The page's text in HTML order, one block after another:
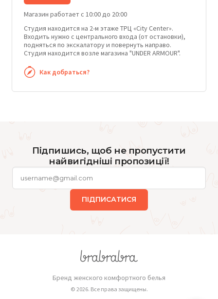
Магазин работает с 10:00 до 20:00
Студия находится на 2-м этаже ТРЦ «City Center».
Входить нужно с центрального входа (от остановки),
подняться по экскалатору и повернуть направо.
Студия находится возле магазина "UNDER ARMOUR".
Как добраться?
Підпишись, щоб не пропустити
найвигідніші пропозиції!
ПІДПИСАТИСЯ
Бренд женского комфортного белья
© 2026. Все права защищены.